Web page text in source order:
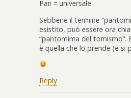
Pan = universale.
Sebbene il termine
esistito, può essere ora
“pantomima del tomismo”.
è quella che lo prende (e si
Reply